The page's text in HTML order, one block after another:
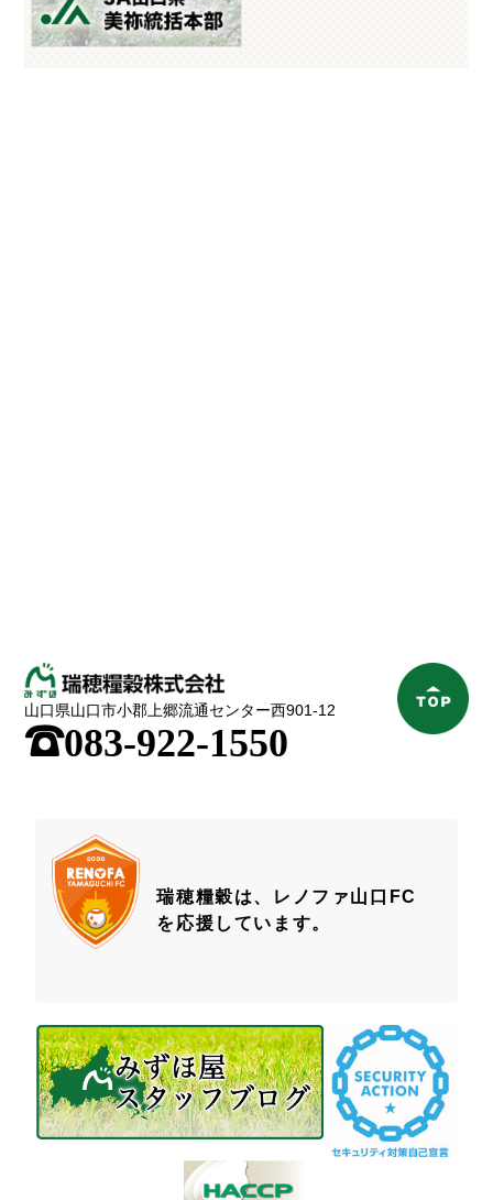
山口県山口市小郡上郷流通センター西901-12
;083-922-1550
瑞穂糧穀は、レノファ山口FC
を応援しています。